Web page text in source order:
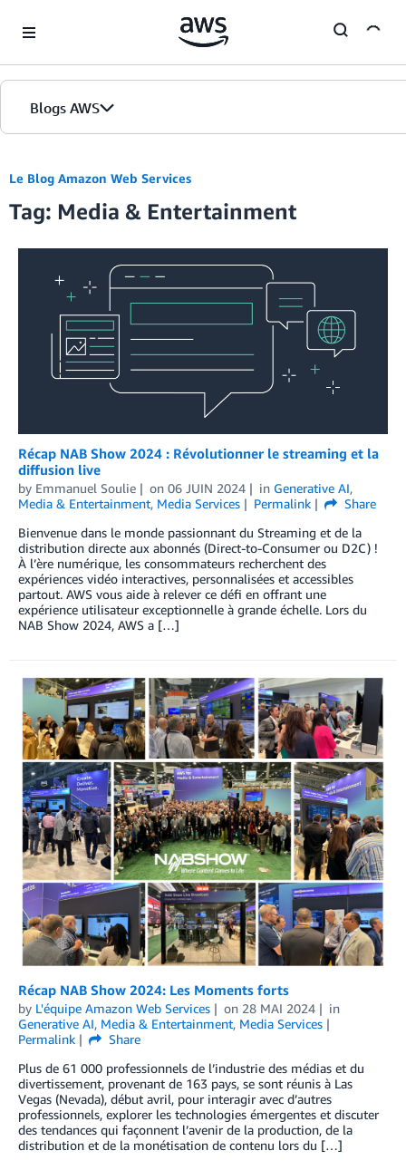
Blogs AWS
Accueil
Éditions
Le Blog Amazon Web Services
Tag: Media & Entertainment
Récap NAB Show 2024 : Révolutionner le streaming et la
diffusion live
by Emmanuel Soulie on 06 JUIN 2024 in Generative AI,
Media & Entertainment, Media Services Permalink
Share
Bienvenue dans le monde passionnant du Streaming et de la
distribution directe aux abonnés (Direct-to-Consumer ou D2C) !
À l’ère numérique, les consommateurs recherchent des
expériences vidéo interactives, personnalisées et accessibles
partout. AWS vous aide à relever ce défi en offrant une
expérience utilisateur exceptionnelle à grande échelle. Lors du
NAB Show 2024, AWS a […]
Récap NAB Show 2024: Les Moments forts
by L'équipe Amazon Web Services on 28 MAI 2024
in
Generative AI, Media & Entertainment, Media Services
Permalink
Share
Plus de 61 000 professionnels de l’industrie des médias et du
divertissement, provenant de 163 pays, se sont réunis à Las
Vegas (Nevada), début avril, pour interagir avec d’autres
professionnels, explorer les technologies émergentes et discuter
des tendances qui façonnent l’avenir de la production, de la
distribution et de la monétisation de contenu lors du […]